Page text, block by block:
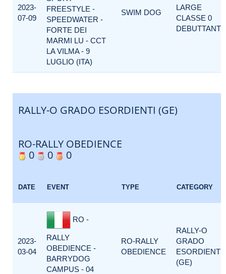
2023-
07-09
FREESTYLE -
SPEEDWATER -
FORTE DEI
MARMI LU - CCT
LA VILMA - 9
LUGLIO (ITA)
SWIM DOG
LARGE
CLASSE 0
DEBUTTANTI
RALLY-O GRADO ESORDIENTI (GE)
RO-RALLY OBEDIENCE
0
0 0
DATE EVENT TYPE CATEGORY
2023-
03-04
RO -
RALLY
OBEDIENCE -
BARRYDOG
CAMPUS - 04
RO-RALLY
OBEDIENCE
RALLY-O
GRADO
ESORDIENTI
(GE)